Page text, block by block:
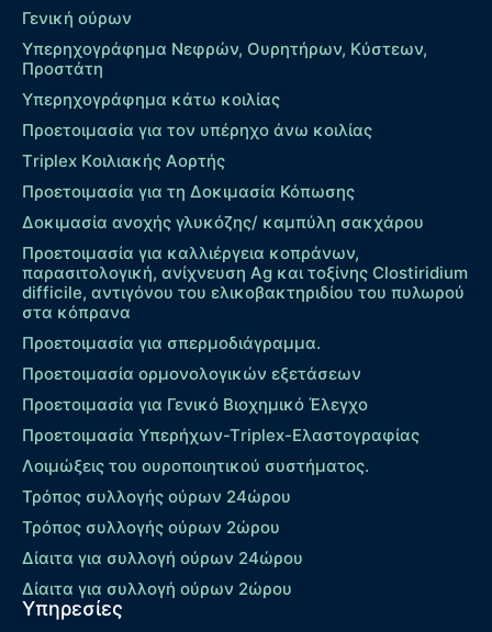
Γενική ούρων
Υπερηχογράφημα Νεφρών, Ουρητήρων, Κύστεων,
Προστάτη
Υπερηχογράφημα κάτω κοιλίας
Προετοιμασία για τον υπέρηχο άνω κοιλίας
Τriplex Kοιλιακής Αορτής
Προετοιμασία για τη Δοκιμασία Κόπωσης
Δοκιμασία ανοχής γλυκόζης/ καμπύλη σακχάρου
Προετοιμασία για καλλιέργεια κοπράνων,
παρασιτολογική, ανίχνευση Ag και τοξίνης Clostiridium
difficile, αντιγόνου του ελικοβακτηριδίου του πυλωρού
στα κόπρανα
Προετοιμασία για σπερμοδιάγραμμα.
Προετοιμασία ορμονολογικών εξετάσεων
Προετοιμασία για Γενικό Βιοχημικό Έλεγχο
Προετοιμασία Υπερήχων-Τriplex-Ελαστογραφίας
Λοιμώξεις του ουροποιητικού συστήματος.
Τρόπος συλλογής ούρων 24ώρου
Τρόπος συλλογής ούρων 2ώρου
Δίαιτα για συλλογή ούρων 24ώρου
Δίαιτα για συλλογή ούρων 2ώρου
Υπηρεσίες